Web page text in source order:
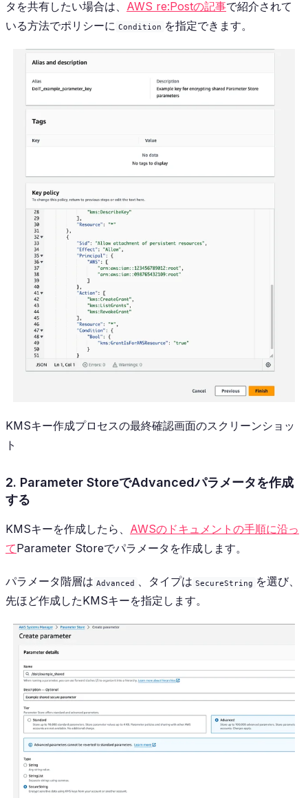
タを共有したい場合は、 AWS re:Postの記事で紹介されて
いる方法でポリシーに Condition を指定できます。
KMSキー作成プロセスの最終確認画面のスクリーンショッ
ト
2. Parameter StoreでAdvancedパラメータを作成
する
KMSキーを作成したら、 AWSのドキュメントの手順に沿っ
てParameter Storeでパラメータを作成します。
パラメータ階層は Advanced 、タイプは SecureString を選び、
先ほど作成したKMSキーを指定します。